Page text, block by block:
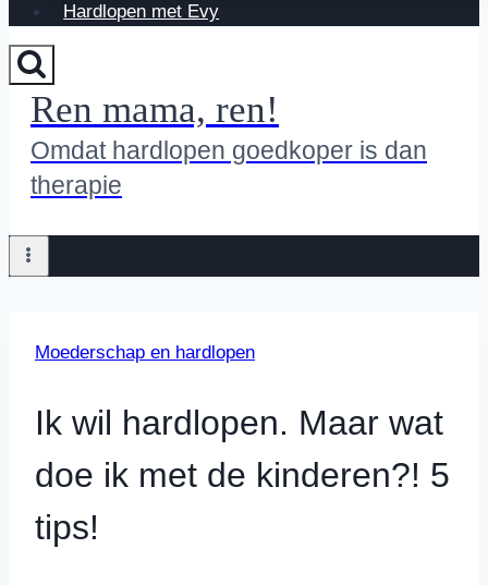
Hardlopen met Evy
Ren mama, ren!
Omdat hardlopen goedkoper is dan
therapie
Moederschap en hardlopen
Ik wil hardlopen. Maar wat
doe ik met de kinderen?! 5
tips!